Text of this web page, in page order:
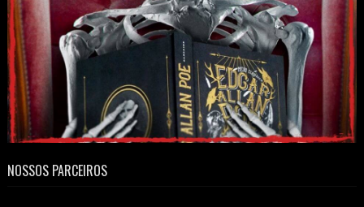
NOSSOS PARCEIROS